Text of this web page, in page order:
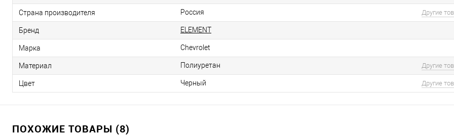
Страна производителя Россия Другие
Бренд ELEMENT
Марка Chevrolet
Материал Полиуретан Другие
Цвет Черный Другие
ПОХОЖИЕ ТОВАРЫ (8)